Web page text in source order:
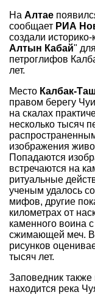
На Алтае
сообщает РИА
создали
Алтын Кабай"
петроглифов
лет.
Место Калбак-
правом берегу
на скалах
несколько тысяч
изображения
Попадаются
встречаются на
ритуальные
ученым удалось
мифов, другие
километрах от
каменного воина
сжимающей меч.
рисунков
тысяч лет.
Заповедник также
находится река